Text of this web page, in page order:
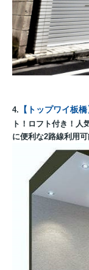
4. 【トップワイ板橋
ト！ロフト付き！人
に便利な2路線利用